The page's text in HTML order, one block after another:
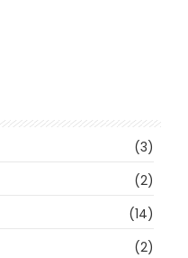
(3)
(2)
(14)
(2)